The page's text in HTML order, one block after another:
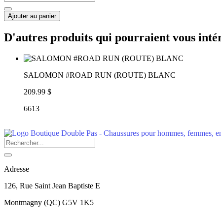
Ajouter au panier
D'autres produits qui pourraient vous
SALOMON #ROAD RUN (ROUTE) BLANC
209.99 $
6613
Adresse
126, Rue Saint Jean Baptiste E
Montmagny (QC) G5V 1K5